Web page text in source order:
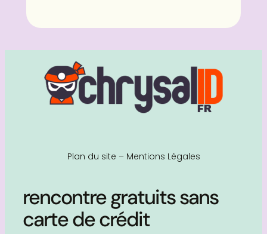
Plan du site – Mentions Légales
rencontre gratuits sans
carte de crédit